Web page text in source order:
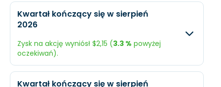
EPS $2,88
Przychody
Dochód N/A
EPS N/A
Kwartał kończący się w sierpień
2026
Zysk na akcję wyniósł $2,15 (3.3 % powyżej
oczekiwań).
Kwartał kończący się w sierpień